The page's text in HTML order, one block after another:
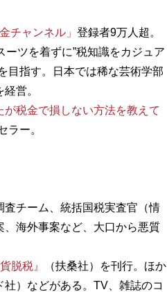
チャンネル」 登録者9万人超。
ツを着ずに”税知識をカジュア
目指す。日本では稀な芸術学部
営。
税金で損しない方法を教えて
ラー。
チーム、統括国税実査官（情
海外事案など、大口から悪質
脱税』
（扶桑社）を刊行。ほか
）などがある。TV、雑誌のコ